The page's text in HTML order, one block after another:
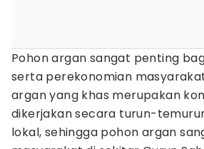
Pohon argan sangat penting
serta perekonomian
argan yang khas merupakan
dikerjakan secara turun-
lokal, sehingga pohon argan